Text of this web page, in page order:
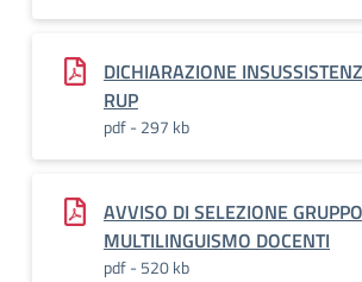
DICHIARAZIONE
RUP
pdf - 297 kb
AVVISO DI SELEZIONE
MULTILINGUISMO DOCENTI
pdf - 520 kb